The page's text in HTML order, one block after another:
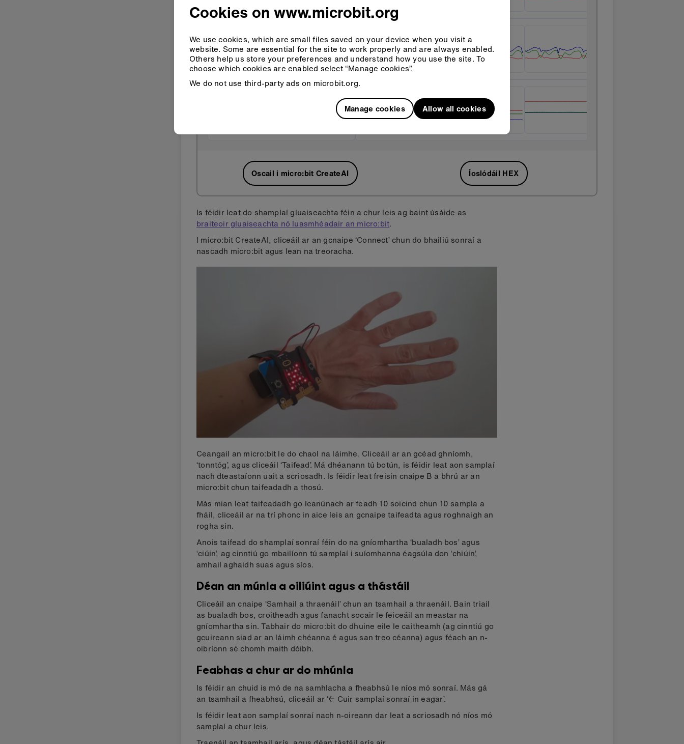
clapping
Oscail i micro:bit CreateAI Íoslódáil HEX
Is féidir leat do shamplaí gluaiseachta féin a chur leis ag baint úsáide as
braiteoir gluaiseachta nó luasmhéadair an micro:bit.
I micro:bit CreateAI, cliceáil ar an gcnaipe ‘Connect’ chun do bhailiú sonraí a
nascadh micro:bit agus lean na treoracha.
Ceangail an micro:bit le do chaol na láimhe. Cliceáil ar an gcéad ghníomh,
‘tonntóg’, agus cliceáil ‘Taifead’. Má dhéanann tú botún, is féidir leat aon samplaí
nach dteastaíonn uait a scriosadh. Is féidir leat freisin cnaipe B a bhrú ar an
micro:bit chun taifeadadh a thosú.
Más mian leat taifeadadh go leanúnach ar feadh 10 soicind chun 10 sampla a
fháil, cliceáil ar na trí phonc in aice leis an gcnaipe taifeadta agus roghnaigh an
rogha sin.
Anois taifead do shamplaí sonraí féin do na gníomhartha ‘bualadh bos’ agus
‘ciúin’, ag cinntiú go mbailíonn tú samplaí i suíomhanna éagsúla don ‘chiúin’,
amhail aghaidh suas agus síos.
Déan an múnla a oiliúint agus a thástáil
Cliceáil an cnaipe ‘Samhail a thraenáil’ chun an tsamhail a thraenáil. Bain triail
as bualadh bos, croitheadh ​​agus fanacht socair le feiceáil an meastar na
gníomhartha sin. Tabhair do micro:bit do dhuine eile le caitheamh (ag cinntiú go
gcuireann siad ar an láimh chéanna é agus san treo céanna) agus féach an n-
oibríonn sé chomh maith dóibh.
Feabhas a chur ar do mhúnla
Is féidir an chuid is mó de na samhlacha a fheabhsú le níos mó sonraí. Más gá
an tsamhail a fheabhsú, cliceáil ar ‘← Cuir samplaí sonraí in eagar’.
Is féidir leat aon samplaí sonraí nach n-oireann dar leat a scriosadh nó níos mó
samplaí a chur leis.
Cookies on www.microbit.org
We use cookies, which are small files saved on your device when you visit a
website. Some are essential for the site to work properly and are always enabled.
Others help us store your preferences and understand how you use the site. To
choose which cookies are enabled select “Manage cookies”.
We do not use third-party ads on microbit.org.
Manage cookies Allow all cookies